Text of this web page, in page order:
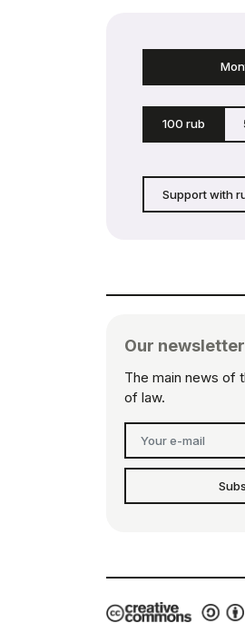
100 rub
Support with
Our newsletter
The main news of
of law.